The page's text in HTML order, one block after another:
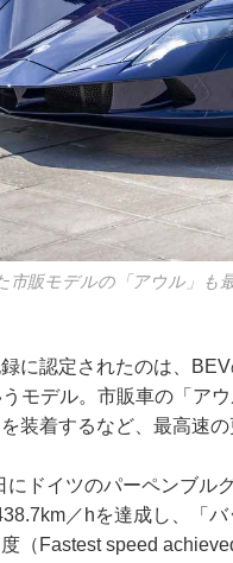
市販モデルの「アウル」も
に認定されたのは、
モデル。市販車の「ア
装着するなど、最高速
にドイツのパーペンブル
／hを達成し、「
（Fastest speed